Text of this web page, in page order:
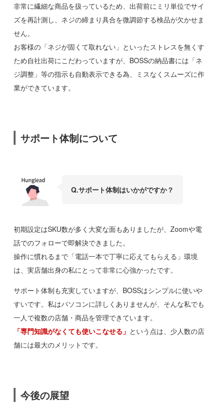
非常に繊細な商品を扱っているため、出荷前にミリ単位でサイ
ズを再計測し、ネジの締まり具合を微調節する検品が欠かせま
せん。
お客様の「ネジが固くて取れない」といったストレスを無くす
ため自社出荷にこだわっていますが、BOSSの納品書には「ネ
ジ調整」等の指示も自動表示できる為、ミスなくスムーズに作
業ができています。
サポート体制について
Q.サポート体制はいかがですか？
初期設定はSKU数が多く大変な面もありましたが、Zoomや電
話でのフォローで即解決できました。
操作に慣れるまで「電話一本で丁寧に応えてもらえる」環境
は、実店舗出身の私にとって非常に心強かったです。
サポート体制も充実していますが、BOSSはシンプルに使いや
すいです。私はパソコンに詳しくありませんが、そんな私でも
一人で複数の店舗・商品を管理できています。
「専門知識がなくても使いこなせる」 という点は、少人数の店
舗には最大のメリットです。
今後の展望